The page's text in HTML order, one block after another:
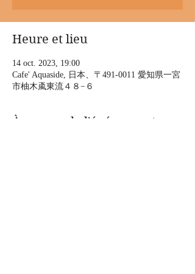
Heure et lieu
14 oct. 2023, 19:00
Cafe' Aquaside, 日本、〒491-0011 愛知県一宮
市柚木颪東流４８−６
À propos de l'événement